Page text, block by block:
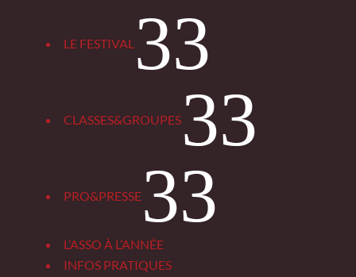
LE FESTIVAL 3
CLASSES&GROUPES 3
PRO&PRESSE 3
L’ASSO À L’ANNÉE
INFOS PRATIQUES